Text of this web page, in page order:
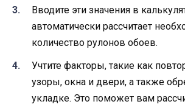
Вводите эти значения в
автоматически рассчитает
количество рулонов обоев.
Учтите факторы, такие как
узоры, окна и двери, а также
укладке. Это поможет вам